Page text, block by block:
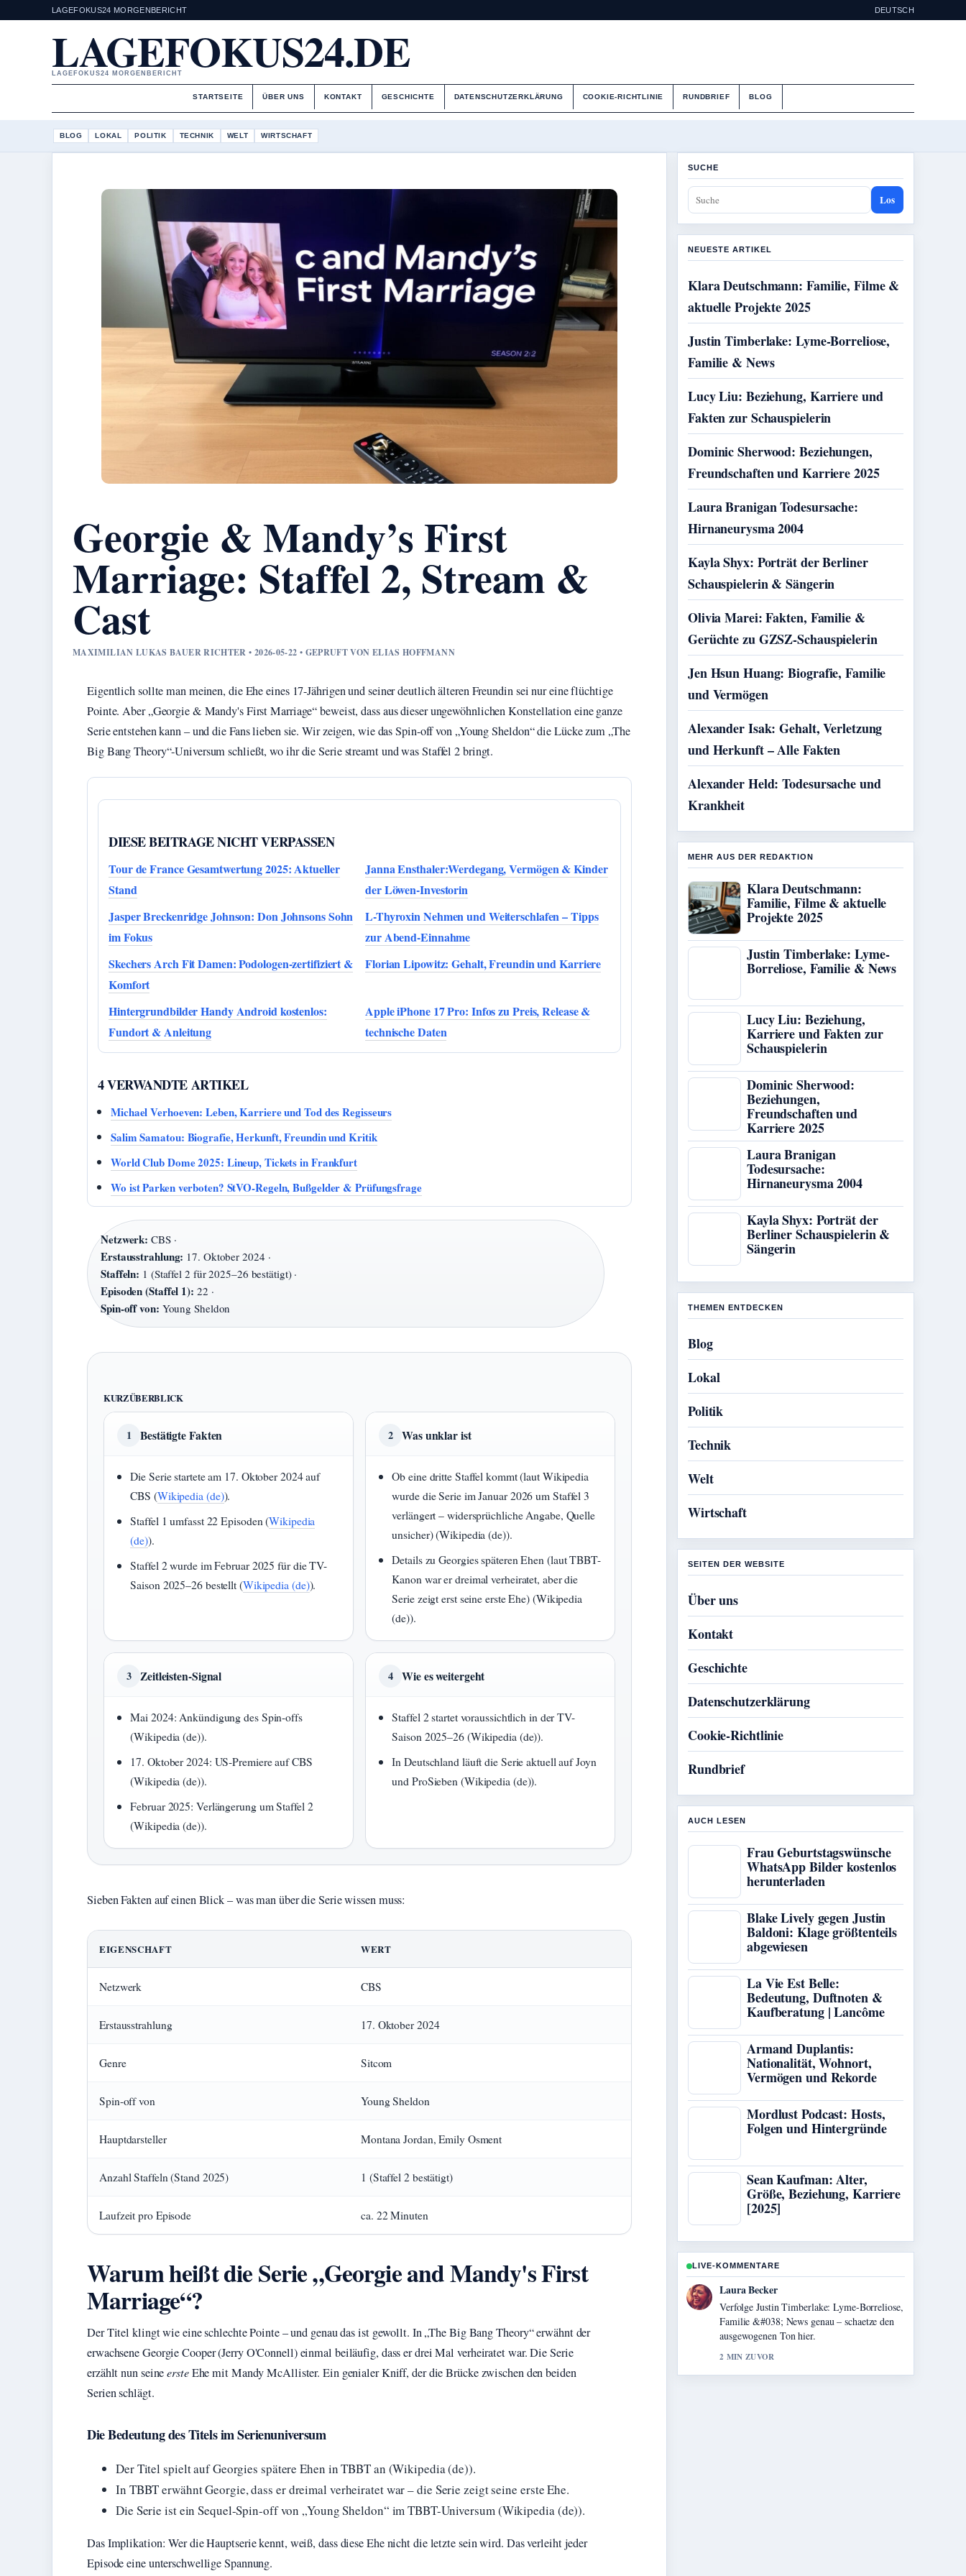
LAGEFOKUS24 MORGENBERICHT DEUTSCH
LAGEFOKUS24.DE
LAGEFOKUS24 MORGENBERICHT
STARTSEITE ÜBER UNS KONTAKT GESCHICHTE DATENSCHUTZERKLÄRUNG COOKIE-RICHTLINIE RUNDBRIEF BLOG
BLOG LOKAL POLITIK TECHNIK WELT WIRTSCHAFT
Georgie & Mandy’s First
Marriage: Staffel 2, Stream &
Cast
MAXIMILIAN LUKAS BAUER RICHTER • 2026-05-22 • GEPRUFT VON ELIAS HOFFMANN
Eigentlich sollte man meinen, die Ehe eines 17-Jährigen und seiner deutlich älteren Freundin sei nur eine flüchtige
Pointe. Aber „Georgie & Mandy's First Marriage“ beweist, dass aus dieser ungewöhnlichen Konstellation eine ganze
Serie entstehen kann – und die Fans lieben sie. Wir zeigen, wie das Spin-off von „Young Sheldon“ die Lücke zum „The
Big Bang Theory“-Universum schließt, wo ihr die Serie streamt und was Staffel 2 bringt.
DIESE BEITRAGE NICHT VERPASSEN
Tour de France Gesamtwertung 2025: Aktueller
Stand
Janna Ensthaler:Werdegang, Vermögen & Kinder
der Löwen-Investorin
Jasper Breckenridge Johnson: Don Johnsons Sohn
im Fokus
L-Thyroxin Nehmen und Weiterschlafen – Tipps
zur Abend-Einnahme
Skechers Arch Fit Damen: Podologen-zertifiziert &
Komfort
Florian Lipowitz: Gehalt, Freundin und Karriere
Hintergrundbilder Handy Android kostenlos:
Fundort & Anleitung
Apple iPhone 17 Pro: Infos zu Preis, Release &
technische Daten
4 VERWANDTE ARTIKEL
Michael Verhoeven: Leben, Karriere und Tod des Regisseurs
Salim Samatou: Biografie, Herkunft, Freundin und Kritik
World Club Dome 2025: Lineup, Tickets in Frankfurt
Wo ist Parken verboten? StVO-Regeln, Bußgelder & Prüfungsfrage
Netzwerk: CBS ·
Erstausstrahlung: 17. Oktober 2024 ·
Staffeln: 1 (Staffel 2 für 2025–26 bestätigt) ·
Episoden (Staffel 1): 22 ·
Spin-off von: Young Sheldon
KURZÜBERBLICK
1 Bestätigte Fakten
Die Serie startete am 17. Oktober 2024 auf
CBS (Wikipedia (de)).
Staffel 1 umfasst 22 Episoden (Wikipedia
(de)).
Staffel 2 wurde im Februar 2025 für die TV-
Saison 2025–26 bestellt (Wikipedia (de)).
2 Was unklar ist
Ob eine dritte Staffel kommt (laut Wikipedia
wurde die Serie im Januar 2026 um Staffel 3
verlängert – widersprüchliche Angabe, Quelle
unsicher) (Wikipedia (de)).
Details zu Georgies späteren Ehen (laut TBBT-
Kanon war er dreimal verheiratet, aber die
Serie zeigt erst seine erste Ehe) (Wikipedia
(de)).
3 Zeitleisten-Signal
Mai 2024: Ankündigung des Spin-offs
(Wikipedia (de)).
17. Oktober 2024: US-Premiere auf CBS
(Wikipedia (de)).
Februar 2025: Verlängerung um Staffel 2
(Wikipedia (de)).
4 Wie es weitergeht
Staffel 2 startet voraussichtlich in der TV-
Saison 2025–26 (Wikipedia (de)).
In Deutschland läuft die Serie aktuell auf Joyn
und ProSieben (Wikipedia (de)).
Sieben Fakten auf einen Blick – was man über die Serie wissen muss:
EIGENSCHAFT WERT
Netzwerk CBS
Erstausstrahlung 17. Oktober 2024
Genre Sitcom
Spin-off von Young Sheldon
Hauptdarsteller Montana Jordan, Emily Osment
Anzahl Staffeln (Stand 2025) 1 (Staffel 2 bestätigt)
Laufzeit pro Episode ca. 22 Minuten
Warum heißt die Serie „Georgie and Mandy's First
Marriage“?
Der Titel klingt wie eine schlechte Pointe – und genau das ist gewollt. In „The Big Bang Theory“ erwähnt der
erwachsene Georgie Cooper (Jerry O'Connell) einmal beiläufig, dass er drei Mal verheiratet war. Die Serie
erzählt nun seineersteEhe mit Mandy McAllister. Ein genialer Kniff, der die Brücke zwischen den beiden
Serien schlägt.
Die Bedeutung des Titels im Serienuniversum
Der Titel spielt auf Georgies spätere Ehen in TBBT an (Wikipedia (de)).
In TBBT erwähnt Georgie, dass er dreimal verheiratet war – die Serie zeigt seine erste Ehe.
Die Serie ist ein Sequel-Spin-off von „Young Sheldon“ im TBBT-Universum (Wikipedia (de)).
Das Implikation: Wer die Hauptserie kennt, weiß, dass diese Ehe nicht die letzte sein wird. Das verleiht jeder
Episode eine unterschwellige Spannung.
SUCHE
Los
NEUESTE ARTIKEL
Klara Deutschmann: Familie, Filme &
aktuelle Projekte 2025
Justin Timberlake: Lyme-Borreliose,
Familie & News
Lucy Liu: Beziehung, Karriere und
Fakten zur Schauspielerin
Dominic Sherwood: Beziehungen,
Freundschaften und Karriere 2025
Laura Branigan Todesursache:
Hirnaneurysma 2004
Kayla Shyx: Porträt der Berliner
Schauspielerin & Sängerin
Olivia Marei: Fakten, Familie &
Gerüchte zu GZSZ-Schauspielerin
Jen Hsun Huang: Biografie, Familie
und Vermögen
Alexander Isak: Gehalt, Verletzung
und Herkunft – Alle Fakten
Alexander Held: Todesursache und
Krankheit
MEHR AUS DER REDAKTION
Klara Deutschmann:
Familie, Filme & aktuelle
Projekte 2025
Justin Timberlake: Lyme-
Borreliose, Familie & News
Lucy Liu: Beziehung,
Karriere und Fakten zur
Schauspielerin
Dominic Sherwood:
Beziehungen,
Freundschaften und
Karriere 2025
Laura Branigan
Todesursache:
Hirnaneurysma 2004
Kayla Shyx: Porträt der
Berliner Schauspielerin &
Sängerin
THEMEN ENTDECKEN
Blog
Lokal
Politik
Technik
Welt
Wirtschaft
SEITEN DER WEBSITE
Über uns
Kontakt
Geschichte
Datenschutzerklärung
Cookie-Richtlinie
Rundbrief
AUCH LESEN
Frau Geburtstagswünsche
WhatsApp Bilder kostenlos
herunterladen
Blake Lively gegen Justin
Baldoni: Klage größtenteils
abgewiesen
La Vie Est Belle:
Bedeutung, Duftnoten &
Kaufberatung | Lancôme
Armand Duplantis:
Nationalität, Wohnort,
Vermögen und Rekorde
Mordlust Podcast: Hosts,
Folgen und Hintergründe
Sean Kaufman: Alter,
Größe, Beziehung, Karriere
[2025]
LIVE-KOMMENTARE
Nico Hoffmann
Hilfreicher Kontext zu Lucy Liu: Beziehung,
Karriere und Fakten zur.... Bitte haltet diesen
Liveticker aktuell.
4 MIN ZUVOR